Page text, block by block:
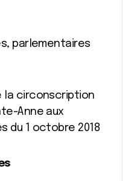
parlementaires
la circonscription
Anne aux
du 1 octobre 2018